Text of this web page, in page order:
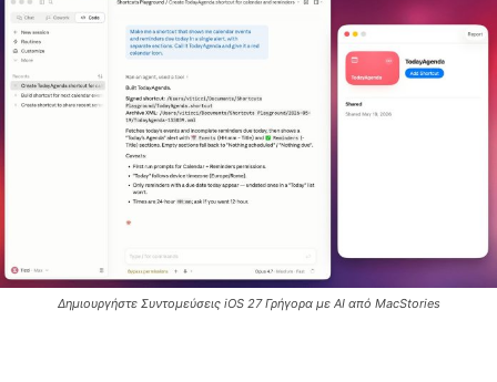
Δημιουργήστε Συντομεύσεις iOS 27 Γρήγορα με AI από MacStories